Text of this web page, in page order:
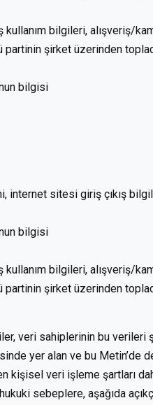
bilgileri, alışveriş/
şirket üzerinden
bilgisi
internet sitesi giriş çıkış
bilgisi
bilgileri, alışveriş/
şirket üzerinden
veri sahiplerinin bu verileri
yer alan ve bu Metin’de
kişisel veri işleme şartları
sebeplere, aşağıda